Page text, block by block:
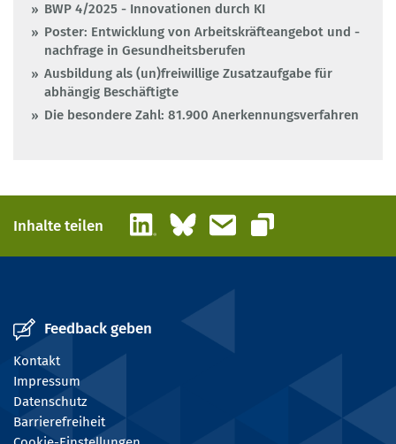
BWP 4/2025 - Innovationen durch KI
Poster: Entwicklung von Arbeitskräfteangebot und -
nachfrage in Gesundheitsberufen
Ausbildung als (un)freiwillige Zusatzaufgabe für
abhängig Beschäftigte
Die besondere Zahl: 81.900 Anerkennungsverfahren
Inhalte teilen LinkedInBlueskyE-Mail
Link kopieren
Feedback geben
Kontakt
Impressum
Datenschutz
Barrierefreiheit